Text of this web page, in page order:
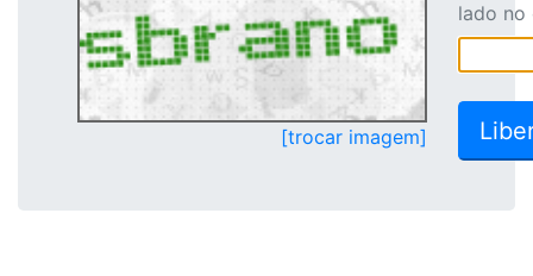
[trocar imagem]
lado no